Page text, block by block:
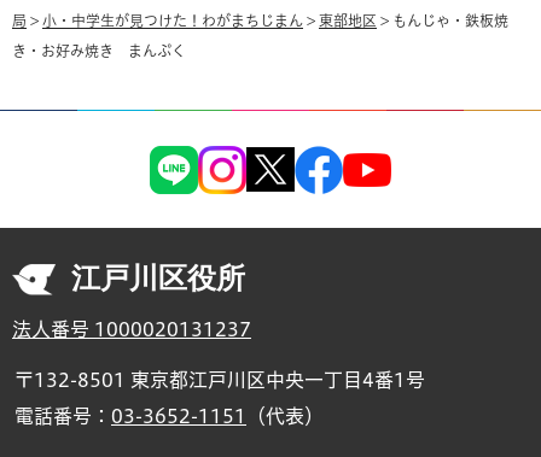
局 > 小・中学生が見つけた！わがまちじまん > 東部地区 > もんじゃ・鉄板焼
き・お好み焼き まんぷく
江戸川区役所
法人番号 1000020131237
〒132-8501 東京都江戸川区中央一丁目4番1号
電話番号： 03-3652-1151 （代表）